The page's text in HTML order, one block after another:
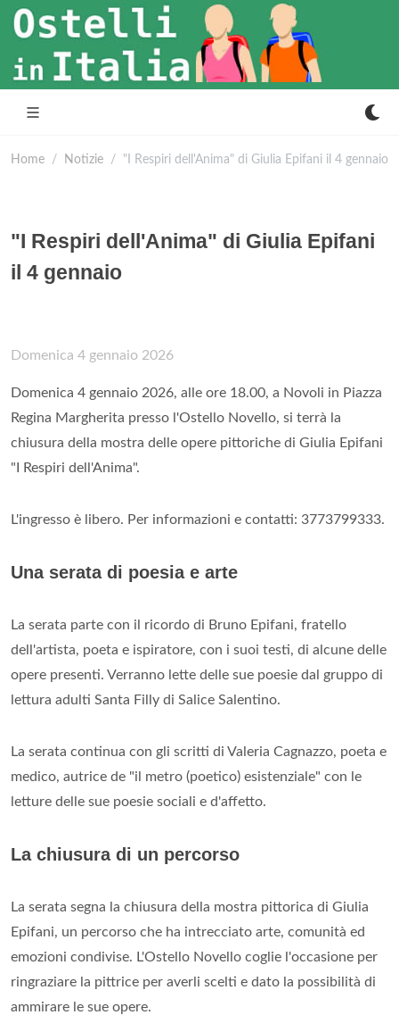
Home Notizie "I Respiri dell'Anima" di Giulia Epifani il 4 gennaio
"I Respiri dell'Anima" di Giulia Epifani
il 4 gennaio
Domenica 4 gennaio 2026
Domenica 4 gennaio 2026, alle ore 18.00, a Novoli in Piazza
Regina Margherita presso l'Ostello Novello, si terrà la
chiusura della mostra delle opere pittoriche di Giulia Epifani
"I Respiri dell'Anima".
L'ingresso è libero. Per informazioni e contatti: 3773799333.
Una serata di poesia e arte
La serata parte con il ricordo di Bruno Epifani, fratello
dell'artista, poeta e ispiratore, con i suoi testi, di alcune delle
opere presenti. Verranno lette delle sue poesie dal gruppo di
lettura adulti Santa Filly di Salice Salentino.
La serata continua con gli scritti di Valeria Cagnazzo, poeta e
medico, autrice de "il metro (poetico) esistenziale" con le
letture delle sue poesie sociali e d'affetto.
La chiusura di un percorso
La serata segna la chiusura della mostra pittorica di Giulia
Epifani, un percorso che ha intrecciato arte, comunità ed
emozioni condivise. L'Ostello Novello coglie l'occasione per
ringraziare la pittrice per averli scelti e dato la possibilità di
ammirare le sue opere.